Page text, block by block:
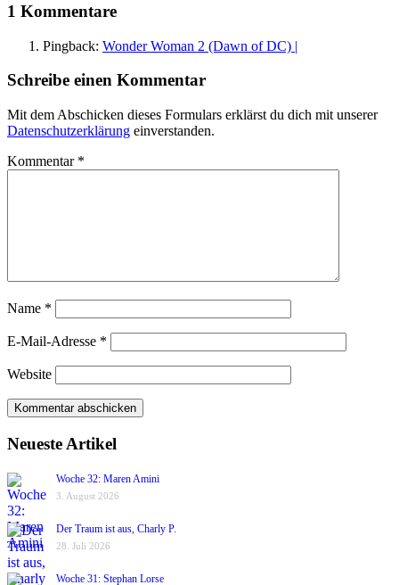
1 Kommentare
Pingback: Wonder Woman 2 (Dawn of DC) |
Schreibe einen Kommentar
Mit dem Abschicken dieses Formulars erklärst du dich mit unserer
Datenschutzerklärung einverstanden.
Kommentar *
Name *
E-Mail-Adresse *
Website
Neueste Artikel
Woche 32: Maren Amini
3. August 2026
Der Traum ist aus, Charly P.
28. Juli 2026
Woche 31: Stephan Lorse